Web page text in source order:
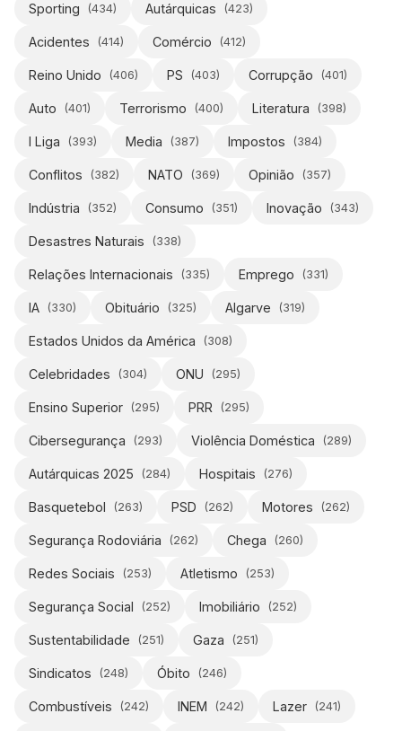
Sporting (434) Autárquicas (423)
Acidentes (414) Comércio (412)
Reino Unido (406) PS (403) Corrupção (401)
Auto (401) Terrorismo (400) Literatura (398)
I Liga (393) Media (387) Impostos (384)
Conflitos (382) NATO (369) Opinião (357)
Indústria (352) Consumo (351) Inovação (343)
Desastres Naturais (338)
Relações Internacionais (335) Emprego (331)
IA (330) Obituário (325) Algarve (319)
Estados Unidos da América (308)
Celebridades (304) ONU (295)
Ensino Superior (295) PRR (295)
Cibersegurança (293) Violência Doméstica (289)
Autárquicas 2025 (284) Hospitais (276)
Basquetebol (263) PSD (262) Motores (262)
Segurança Rodoviária (262) Chega (260)
Redes Sociais (253) Atletismo (253)
Segurança Social (252) Imobiliário (252)
Sustentabilidade (251) Gaza (251)
Sindicatos (248) Óbito (246)
Combustíveis (242) INEM (242) Lazer (241)